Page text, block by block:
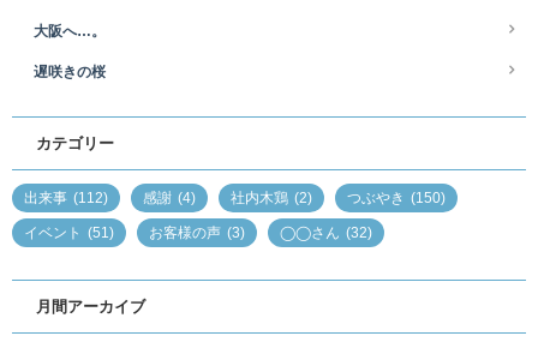
大阪へ…。
遅咲きの桜
カテゴリー
出来事 (112) 感謝 (4) 社内木鶏 (2) つぶやき (150)
イベント (51) お客様の声 (3) ◯◯さん (32)
月間アーカイブ